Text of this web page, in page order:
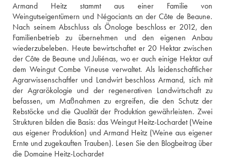
Armand Heitz stammt aus einer Familie von
Weingutseigentümern und Négociants an der Côte de Beaune.
Nach seinem Abschluss als Önologe beschloss er 2012, den
Familienbetrieb zu übernehmen und den eigenen Anbau
wiederzubeleben. Heute bewirtschaftet er 20 Hektar zwischen
der Côte de Beaune und Juliénas, wo er auch einige Hektar auf
dem Weingut Combe Vineuse verwaltet. Als leidenschaftlicher
Agrarwissenschaftler und Landwirt beschloss Armand, sich mit
der Agrarökologie und der regenerativen Landwirtschaft zu
befassen, um Maßnahmen zu ergreifen, die den Schutz der
Rebstöcke und die Qualität der Produktion gewährleisten. Zwei
Strukturen bilden die Basis: das Weingut Heitz-Lochardet (Weine
aus eigener Produktion) und Armand Heitz (Weine aus eigener
Ernte und zugekauften Trauben). Lesen Sie den Blogbeitrag über
die Domaine Heitz-Lochardet